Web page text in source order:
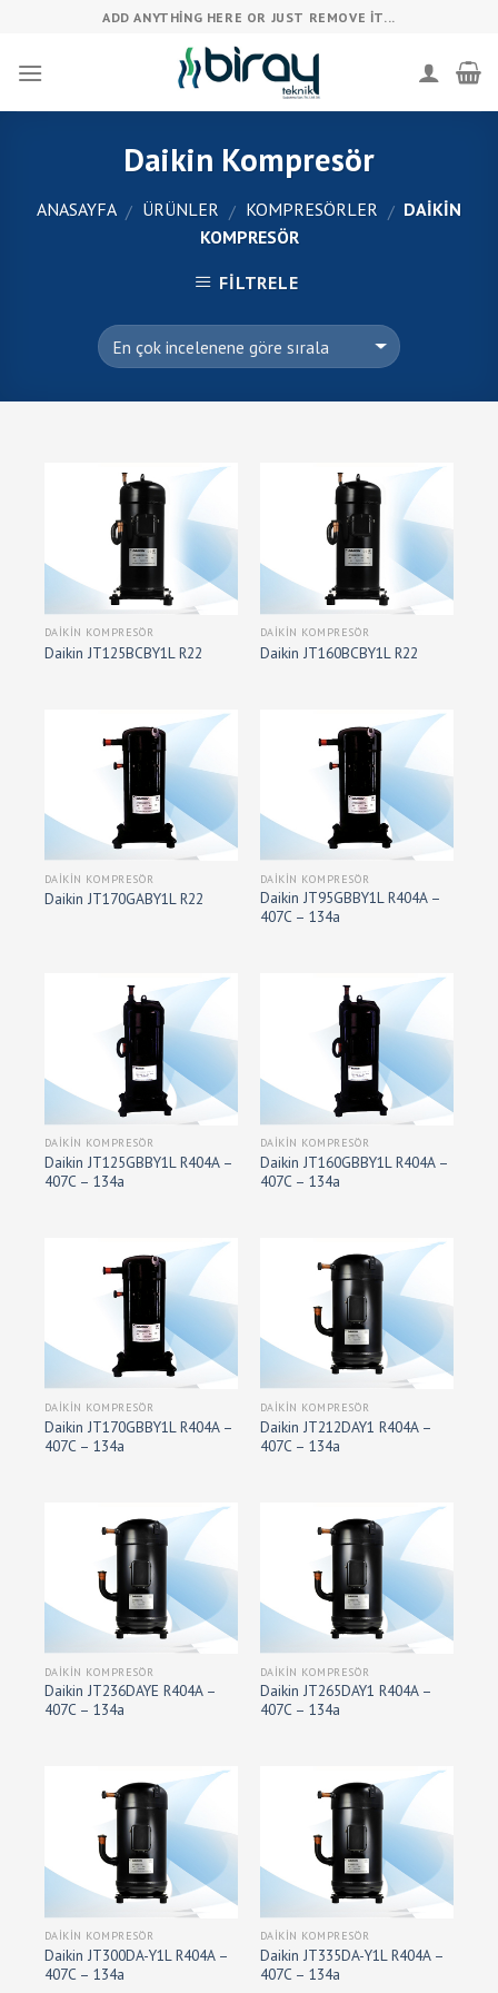
content
ADD ANYTHING HERE OR JUST REMOVE IT...
Daikin Kompresör
ANASAYFA / ÜRÜNLER / KOMPRESÖRLER / DAIKIN
KOMPRESÖR
FILTRELE
DAIKIN KOMPRESÖR
Daikin JT125BCBY1L R22
DAIKIN KOMPRESÖR
Daikin JT160BCBY1L R22
DAIKIN KOMPRESÖR
Daikin JT170GABY1L R22
DAIKIN KOMPRESÖR
Daikin JT95GBBY1L R404A –
407C – 134a
DAIKIN KOMPRESÖR
Daikin JT125GBBY1L R404A –
407C – 134a
DAIKIN KOMPRESÖR
Daikin JT160GBBY1L R404A –
407C – 134a
DAIKIN KOMPRESÖR
Daikin JT170GBBY1L R404A –
407C – 134a
DAIKIN KOMPRESÖR
Daikin JT212DAY1 R404A –
407C – 134a
DAIKIN KOMPRESÖR
Daikin JT236DAYE R404A –
407C – 134a
DAIKIN KOMPRESÖR
Daikin JT265DAY1 R404A –
407C – 134a
DAIKIN KOMPRESÖR
Daikin JT300DA-Y1L R404A –
407C – 134a
DAIKIN KOMPRESÖR
Daikin JT335DA-Y1L R404A –
407C – 134a